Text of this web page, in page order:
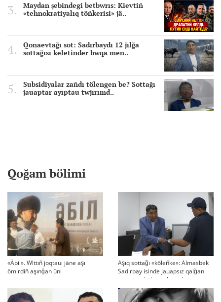
Maydan şebindegi betbwrıs: Kievtiñ
«tehnokratiyalıq töñkerisi» jä..
Qonaevtağı sot: Sadırbaydı 12 jılğa
sottağısı keletinder bwqa men..
Subsidiyalar zañdı tölengen be? Sottağı
jauaptar ayıptau twjırımd..
Qoğam bölimi
«Äbil». Wlttıñ joqtauı jäne aşı
ömirdiñ aşınğan üni
Aşıq sottağı «köleñke»: Almasbek
Sadırbay isinde jauapsız qalğan
swraqtar köbeyip baradı